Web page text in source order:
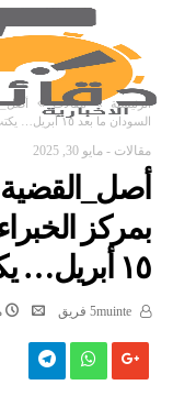
‫الرئيسية‬ مقالات
السودان ما بعد ١٥ أبريل… يكتب من جديد
مقالات - مايو 30, 2025
بمركز
١٥ أبريل… يكتب من جديد